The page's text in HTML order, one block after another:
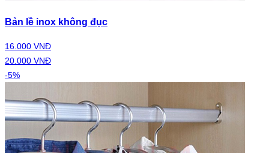
Bản lề inox không đục
16.000 VNĐ
20.000 VNĐ
-5%